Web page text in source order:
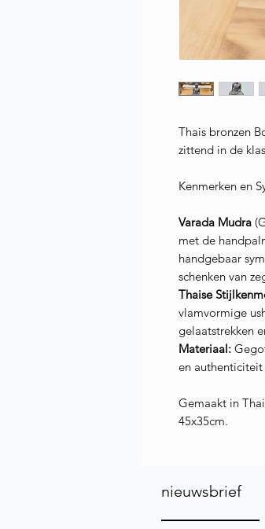
Thais bronzen
zittend in de
Kenmerken en
Varada Mudra
met de
handgebaar
schenken van
Thaise
vlamvormige
gelaatstrekken
Materiaal:
en
Gemaakt in
45x35cm.
nieuwsbrief